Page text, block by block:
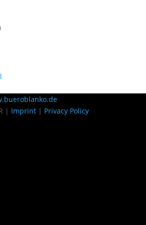
| Imprint| Privacy Policy